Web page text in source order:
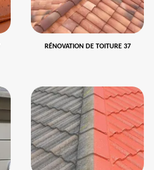
RÉNOVATION DE TOITURE 37